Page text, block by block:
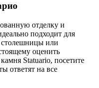
отделку и
подходит для
столешницы или
оценить
Statuario, посетите
ответят на все